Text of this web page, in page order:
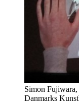
Simon
Danmarks